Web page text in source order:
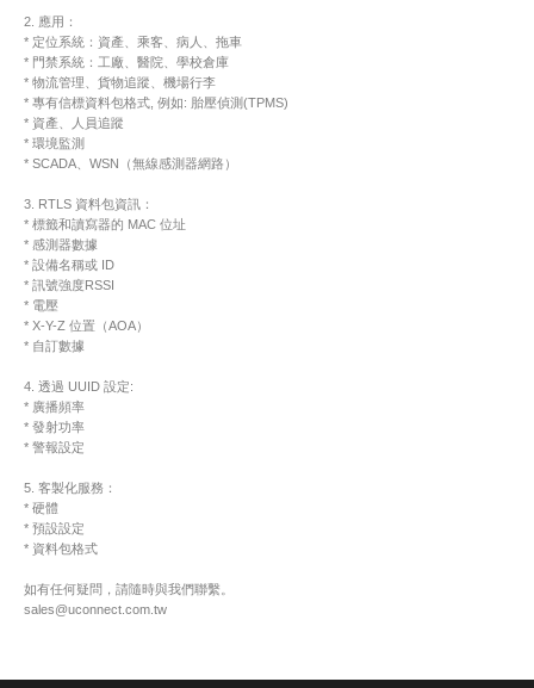
2. 應用：
* 定位系統：資產、乘客、病人、拖車
* 門禁系統：工廠、醫院、學校倉庫
* 物流管理、貨物追蹤、機場行李
* 專有信標資料包格式, 例如: 胎壓偵測(TPMS)
* 資產、人員追蹤
* 環境監測
* SCADA、WSN（無線感測器網路）
3. RTLS 資料包資訊：
* 標籤和讀寫器的 MAC 位址
* 感測器數據
* 設備名稱或 ID
* 訊號強度RSSI
* 電壓
* X-Y-Z 位置（AOA）
* 自訂數據
4. 透過 UUID 設定:
* 廣播頻率
* 發射功率
* 警報設定
5. 客製化服務：
* 硬體
* 預設設定
* 資料包格式
如有任何疑問，請隨時與我們聯繫。
sales@uconnect.com.tw